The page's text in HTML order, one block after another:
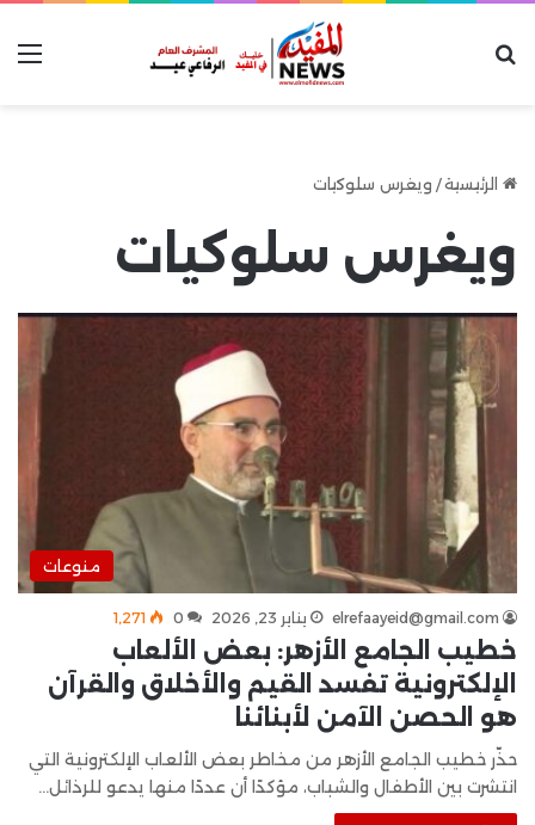
الرئيسية/ ويغرس سلوكيات
ويغرس سلوكيات
منوعات
elrefaayeid@gmail.com يناير 23, 2026 0 1٬271
خطيب الجامع الأزهر: بعض الألعاب
الإلكترونية تفسد القيم والأخلاق والقرآن
هو الحصن الآمن لأبنائنا
حذّر خطيب الجامع الأزهر من مخاطر بعض الألعاب الإلكترونية التي
انتشرت بين الأطفال والشباب، مؤكدًا أن عددًا منها يدعو للرذائل…